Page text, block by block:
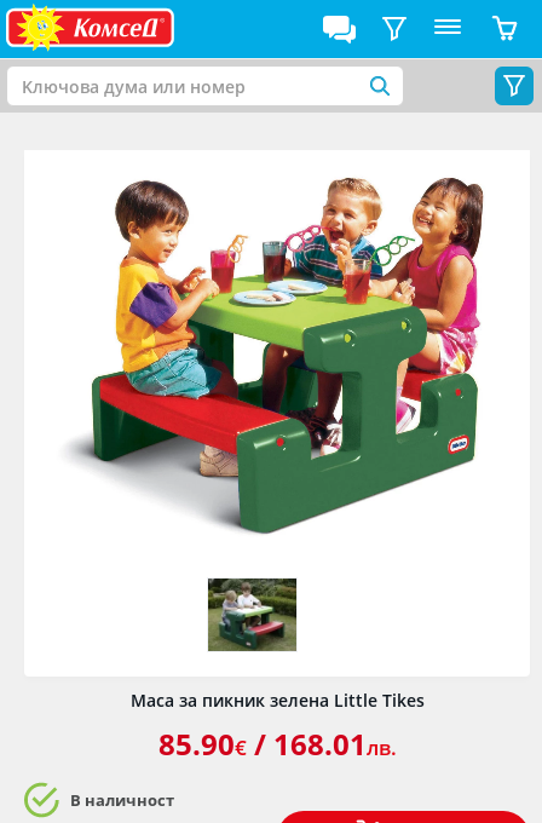
Маса за пикник зелена Little Tikes
85.90€/ 168.01лв.
В наличност